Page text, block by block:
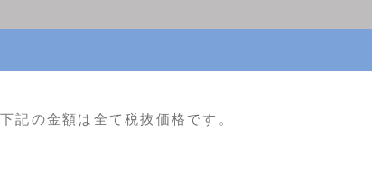
下記の金額は全て税抜価格です。